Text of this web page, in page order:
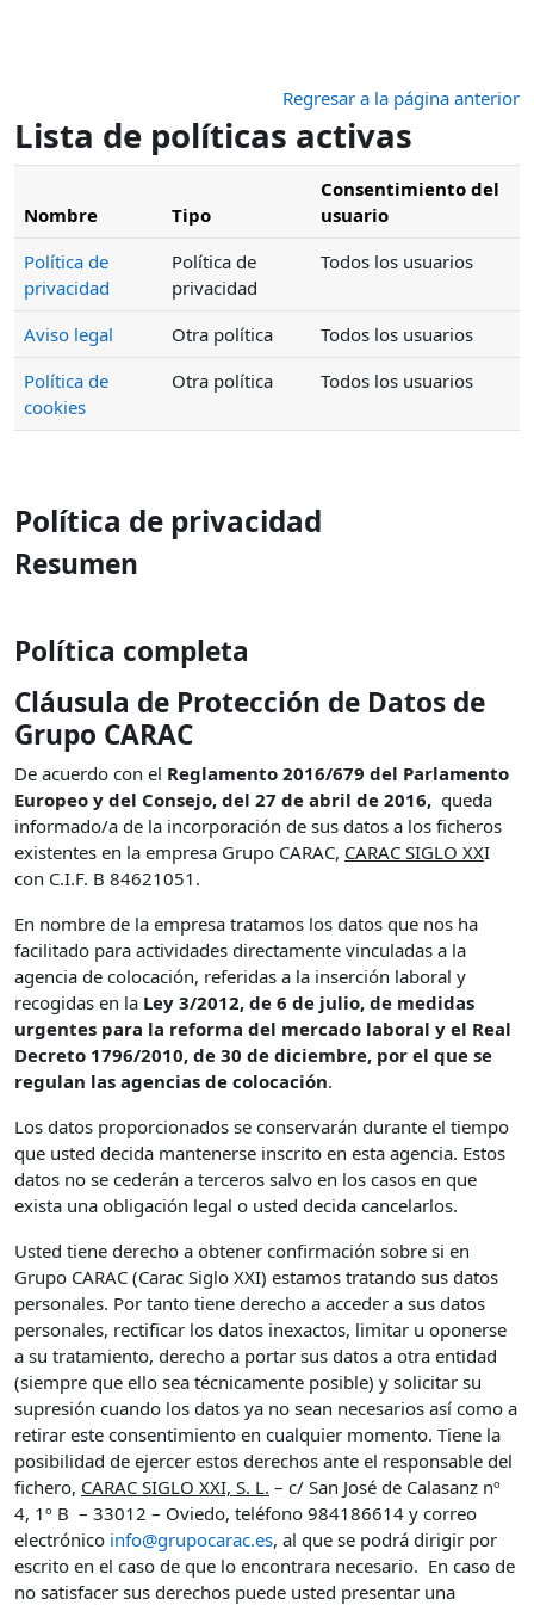
Regresar a la página anterior
Lista de políticas activas
Nombre Tipo
Consentimiento del
usuario
Política de
privacidad
Política de
privacidad
Todos los usuarios
Aviso legal Otra política
Todos los usuarios
Política de
cookies
Otra política Todos los usuarios
Política de privacidad
Resumen
Política completa
Cláusula de Protección de Datos de
Grupo CARAC
De acuerdo con el Reglamento 2016/679 del Parlamento
Europeo y del Consejo, del 27 de abril de 2016, queda
informado/a de la incorporación de sus datos a los ficheros
existentes en la empresa Grupo CARAC, CARAC SIGLO XXI
con C.I.F. B 84621051.
En nombre de la empresa tratamos los datos que nos ha
facilitado para actividades directamente vinculadas a la
agencia de colocación, referidas a la inserción laboral y
recogidas en la Ley 3/2012, de 6 de julio, de medidas
urgentes para la reforma del mercado laboral y el Real
Decreto 1796/2010, de 30 de diciembre, por el que se
regulan las agencias de colocación.
Los datos proporcionados se conservarán durante el tiempo
que usted decida mantenerse inscrito en esta agencia. Estos
datos no se cederán a terceros salvo en los casos en que
exista una obligación legal o usted decida cancelarlos.
Usted tiene derecho a obtener confirmación sobre si en
Grupo CARAC (Carac Siglo XXI) estamos tratando sus datos
personales. Por tanto tiene derecho a acceder a sus datos
personales, rectificar los datos inexactos, limitar u oponerse
a su tratamiento, derecho a portar sus datos a otra entidad
(siempre que ello sea técnicamente posible) y solicitar su
supresión cuando los datos ya no sean necesarios así como a
retirar este consentimiento en cualquier momento. Tiene la
posibilidad de ejercer estos derechos ante el responsable del
fichero, CARAC SIGLO XXI, S. L. – c/ San José de Calasanz nº
4, 1º B – 33012 – Oviedo, teléfono 984186614 y correo
electrónico info@grupocarac.es, al que se podrá dirigir por
escrito en el caso de que lo encontrara necesario. En caso de
no satisfacer sus derechos puede usted presentar una